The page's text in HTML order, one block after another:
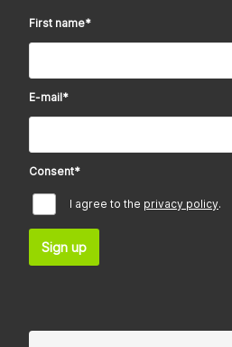
First name*
E-mail*
Consent*
I agree to the privacy policy.
Sign up